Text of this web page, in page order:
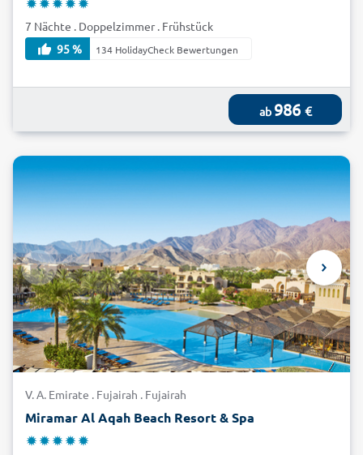
7 Nächte . Doppelzimmer . Frühstück
95 %
134 HolidayCheck Bewertungen
ab 986 €
V. A. Emirate . Fujairah . Fujairah
Miramar Al Aqah Beach Resort & Spa